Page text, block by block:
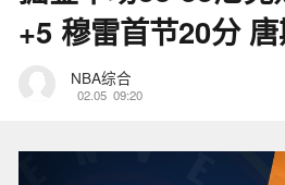
+5 穆雷首节20分
NBA综合
02.05 09:20